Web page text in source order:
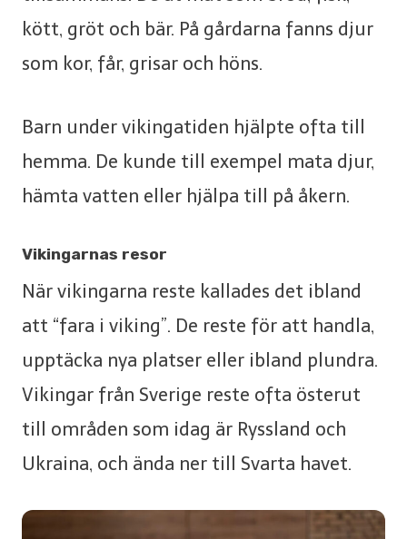
kött, gröt och bär. På gårdarna fanns djur
som kor, får, grisar och höns.
Barn under vikingatiden hjälpte ofta till
hemma. De kunde till exempel mata djur,
hämta vatten eller hjälpa till på åkern.
Vikingarnas resor
När vikingarna reste kallades det ibland
att “fara i viking”. De reste för att handla,
upptäcka nya platser eller ibland plundra.
Vikingar från Sverige reste ofta österut
till områden som idag är Ryssland och
Ukraina, och ända ner till Svarta havet.